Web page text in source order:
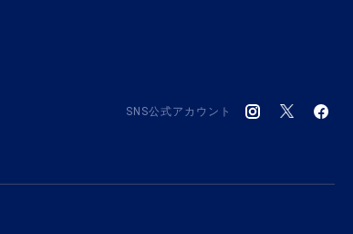
SNS公式アカウント